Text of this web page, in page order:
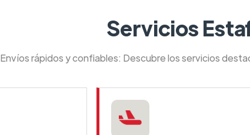
Servicios
Envíos rápidos y confiables: Descubre los servicios